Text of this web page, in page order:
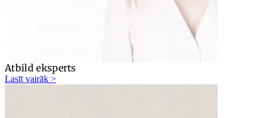
Atbild eksperts
Lasīt vairāk >